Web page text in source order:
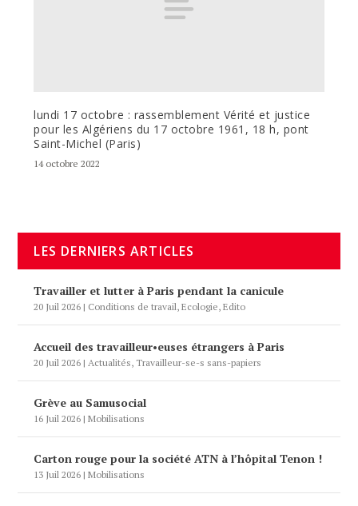
lundi 17 octobre : rassemblement Vérité et justice
pour les Algériens du 17 octobre 1961, 18 h, pont
Saint-Michel (Paris)
14 octobre 2022
LES DERNIERS ARTICLES
Travailler et lutter à Paris pendant la canicule
20 Juil 2026 | Conditions de travail,Ecologie,Edito
Accueil des travailleur•euses étrangers à Paris
20 Juil 2026 |Actualités, Travailleur-se-s sans-papiers
Grève au Samusocial
16 Juil 2026 |Mobilisations
Carton rouge pour la société ATN à l’hôpital Tenon !
13 Juil 2026 |Mobilisations